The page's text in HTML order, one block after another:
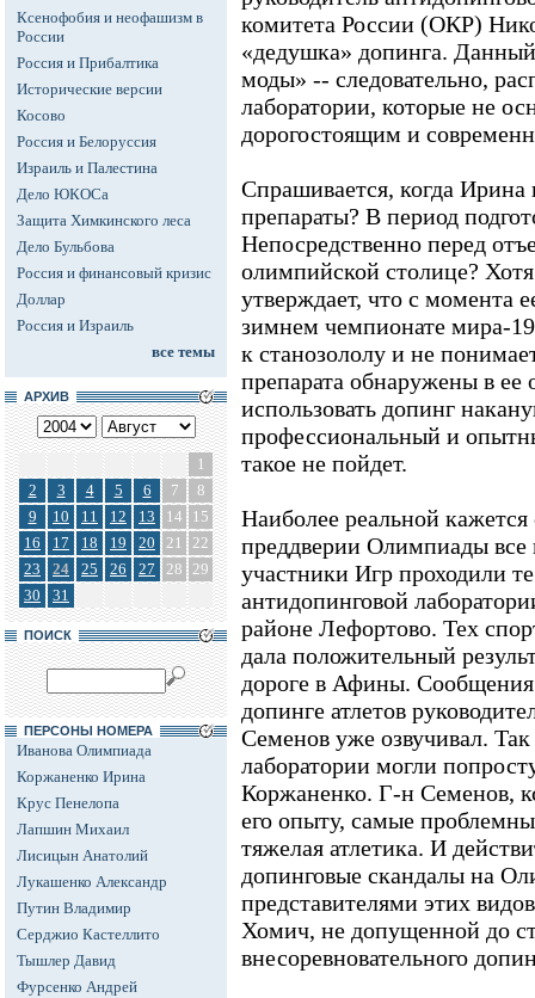
Ксенофобия и неофашизм в
России
Россия и Прибалтика
Исторические версии
Косово
Россия и Белоруссия
Израиль и Палестина
Дело ЮКОСа
Защита Химкинского леса
Дело Бульбова
Россия и финансовый кризис
Доллар
Россия и Израиль
все темы
АРХИВ
1
2
3 4 5 6 7
8
9
10 11 12 13 14
15
16
17 18 19 20 21
22
23
24 25 26 27 28 29
30
31
ПОИСК
ПЕРСОНЫ НОМЕРА
Иванова Олимпиада
Коржаненко Ирина
Крус Пенелопа
Лапшин Михаил
Лисицын Анатолий
Лукашенко Александр
Путин Владимир
Серджио Кастеллито
Тышлер Давид
Фурсенко Андрей
комитета России (ОКР)
«дедушка» допинга.
моды» -- следовательно,
лаборатории, которые не
дорогостоящим и
Спрашивается, когда
препараты? В период
Непосредственно перед
олимпийской столице?
утверждает, что с момента
зимнем чемпионате мира-
к станозололу и не
препарата обнаружены в ее
использовать допинг
профессиональный и
такое не пойдет.
Наиболее реальной
преддверии Олимпиады
участники Игр проходили
антидопинговой
районе Лефортово. Тех
дала положительный
дороге в Афины.
допинге атлетов
Семенов уже озвучивал.
лаборатории могли
Коржаненко. Г-н Семенов,
его опыту, самые
тяжелая атлетика. И
допинговые скандалы на
представителями этих
Хомич, не допущенной до
внесоревновательного